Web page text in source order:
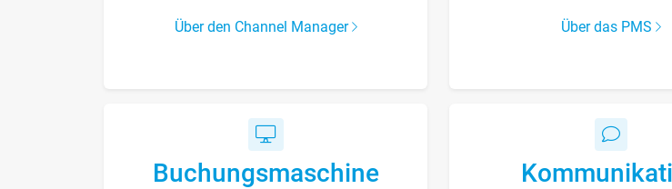
Über den Channel Manager Über das PMS
Buchungsmaschine